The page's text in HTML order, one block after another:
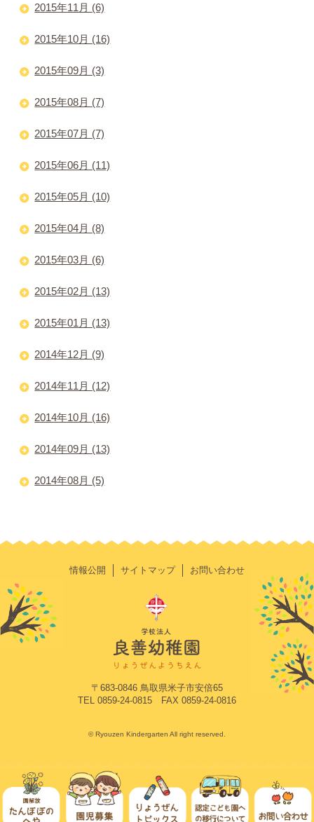
2015年11月 (6)
2015年10月 (16)
2015年09月 (3)
2015年08月 (7)
2015年07月 (7)
2015年06月 (11)
2015年05月 (10)
2015年04月 (8)
2015年03月 (6)
2015年02月 (13)
2015年01月 (13)
2014年12月 (9)
2014年11月 (12)
2014年10月 (16)
2014年09月 (13)
2014年08月 (5)
情報公開 サイトマップ お問い合わせ
〒683-0846 鳥取県米子市安倍65
TEL 0859-24-0815 FAX 0859-24-0816
© Ryouzen Kindergarten All right reserved.